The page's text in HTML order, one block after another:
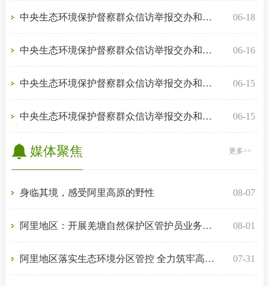
中央生态环境保护督察群众信访举报交办和边督边改公开情况（... 06-18
中央生态环境保护督察群众信访举报交办和边督边改公开情况（... 06-16
中央生态环境保护督察群众信访举报交办和边督边改公开情况（... 06-15
中央生态环境保护督察群众信访举报交办和边督边改公开情况（... 06-15
媒体聚焦 更多>>
身临其境，感受阿里高原的野性 08-07
阿里地区：开展羌塘自然保护区管护员业务技能培训 08-01
阿里地区落实生态环境分区管控 全力筑牢高原生态安全屏障 07-31